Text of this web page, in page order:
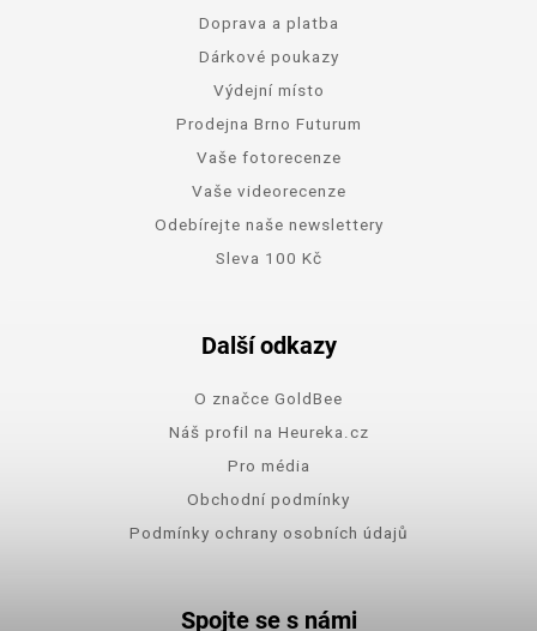
Doprava a platba
Dárkové poukazy
Výdejní místo
Prodejna Brno Futurum
Vaše fotorecenze
Vaše videorecenze
Odebírejte naše newslettery
Sleva 100 Kč
Další odkazy
O značce GoldBee
Náš profil na Heureka.cz
Pro média
Obchodní podmínky
Podmínky ochrany osobních údajů
Spojte se s námi